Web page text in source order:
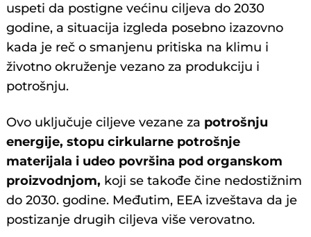
uspeti da postigne većinu ciljeva do 2030
godine, a situacija izgleda posebno izazovno
kada je reč o smanjenu pritiska na klimu i
životno okruženje vezano za produkciju i
potrošnju.
Ovo uključuje ciljeve vezane za potrošnju
energije, stopu cirkularne potrošnje
materijala i udeo površina pod organskom
proizvodnjom, koji se takođe čine nedostižnim
do 2030. godine. Međutim, EEA izveštava da je
postizanje drugih ciljeva više verovatno.